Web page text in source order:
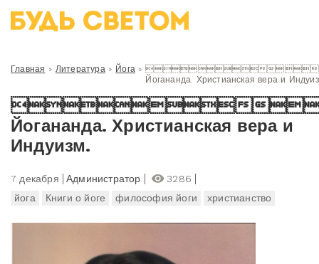
Главная » Литература» Йога » 
Йогананда. Христианская вера и

Йогананда. Христианская вера и
Индуизм.
7 декабря Администратор
3286
йога
Книги о йоге философия йоги христианство